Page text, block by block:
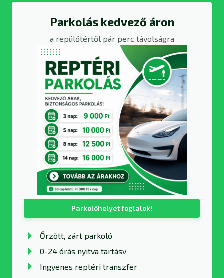
Parkolás kedvező áron
a repülőtértől pár perc távolságra
Parkolóhelyet foglalok!
Őrzött, zárt parkoló
0-24 órás nyitva tartásv
Ingyenes reptéri transzfer